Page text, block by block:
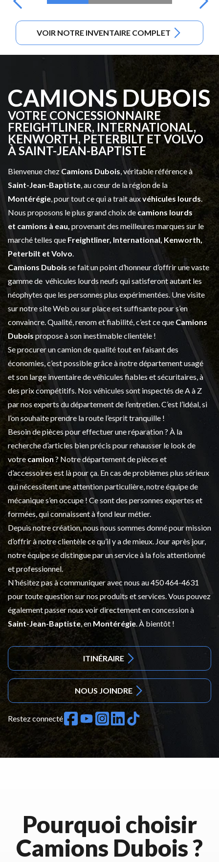
VOIR NOTRE INVENTAIRE COMPLET
CAMIONS DUBOIS
VOTRE CONCESSIONNAIRE
FREIGHTLINER, INTERNATIONAL,
KENWORTH, PETERBILT ET VOLVO
À SAINT-JEAN-BAPTISTE
Bienvenue chez Camions Dubois , véritable référence à
Saint-Jean-Baptiste , au cœur de la région de la
Montérégie , pour tout ce qui a trait auxvéhicules lourds
Nous proposons le plus grand choix de camions lourds
et camions à eau, provenant des meilleures marques sur le
marché telles que Freightliner, International, Kenworth,
Peterbilt et Volvo
Camions Dubois se fait un point d’honneur d’offrir une vaste
gamme de véhicules lourds neufs qui satisferont autant les
néophytes que les personnes plus expérimentées. Une visite
sur notre site Web ou sur place est suffisante pour s’en
convaincre. Qualité, renom et fiabilité, c’est ce que Camions
Dubois propose à son inestimable clientèle !
Se procurer un camion de qualité tout en faisant des
économies, c’est possible grâce à notredépartement usagé
et son large inventaire de véhicules fiables et sécuritaires, à
des prix compétitifs. Nos véhicules sont inspectés de A à Z
par nos experts du département de l’entretien . C’est l’idéal, si
l’on souhaite prendre la route l’esprit tranquille !
Besoin de pièces pour effectuer une réparation ? À la
recherche d’articles bien précis pour rehausser le look de
votre camion ? Notre département depièces et
d’accessoiresest là pour ça. En cas de problèmes plus sérieux
qui nécessitent une attention particulière, notre équipe de
mécanique s’en occupe ! Ce sont des personnes expertes et
formées, qui connaissent à fond leur métier.
Depuis notre création, nous nous sommes donné pour mission
d’offrir à notre clientèle ce qu’il y a de mieux. Jour après jour,
notre équipe se distingue par un service à la fois attentionné
et professionnel.
N’hésitez pas à communiquer avec nous au450 464-4631
pour toute question sur nos produits et services. Vous pouvez
également passer nous voir directement en concession à
Saint-Jean-Baptiste , en Montérégie . À bientôt !
ITINÉRAIRE
NOUS JOINDRE
Restez connecté
Pourquoi choisir
Camions Dubois ?